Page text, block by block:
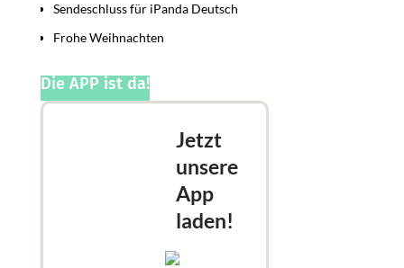
Sendeschluss für iPanda Deutsch
Frohe Weihnachten
Die APP ist da!
Jetzt
unsere
App
laden!